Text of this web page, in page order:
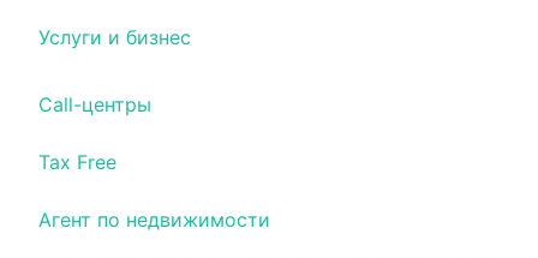
Услуги и бизнес
Call-центры
Tax Free
Агент по недвижимости